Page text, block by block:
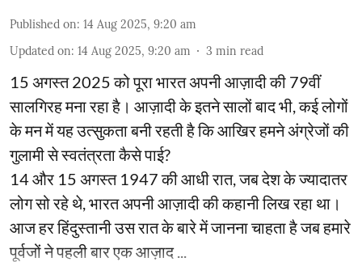
Published on: 14 Aug 2025, 9:20 am
Updated on: 14 Aug 2025, 9:20 am 3 min read
15 अगस्त 2025 को पूरा भारत अपनी आज़ादी की 79वीं
सालगिरह मना रहा है। आज़ादी के इतने सालों बाद भी, कई लोगों
के मन में यह उत्सुकता बनी रहती है कि आखिर हमने अंग्रेजों की
गुलामी से स्वतंत्रता कैसे पाई?
14 और 15 अगस्त 1947 की आधी रात, जब देश के ज्यादातर
लोग सो रहे थे, भारत अपनी आज़ादी की कहानी लिख रहा था।
आज हर हिंदुस्तानी उस रात के बारे में जानना चाहता है जब हमारे
पूर्वजों ने पहली बार एक आज़ाद ...